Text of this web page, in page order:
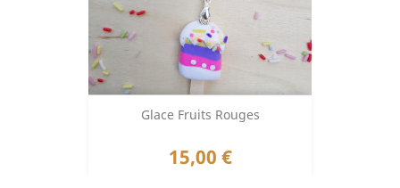
Glace Fruits Rouges
Prix
15,00 €